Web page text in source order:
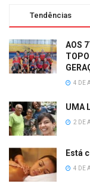
Tendências
AOS
4 DE
UMA
2 DE
Está
4 DE